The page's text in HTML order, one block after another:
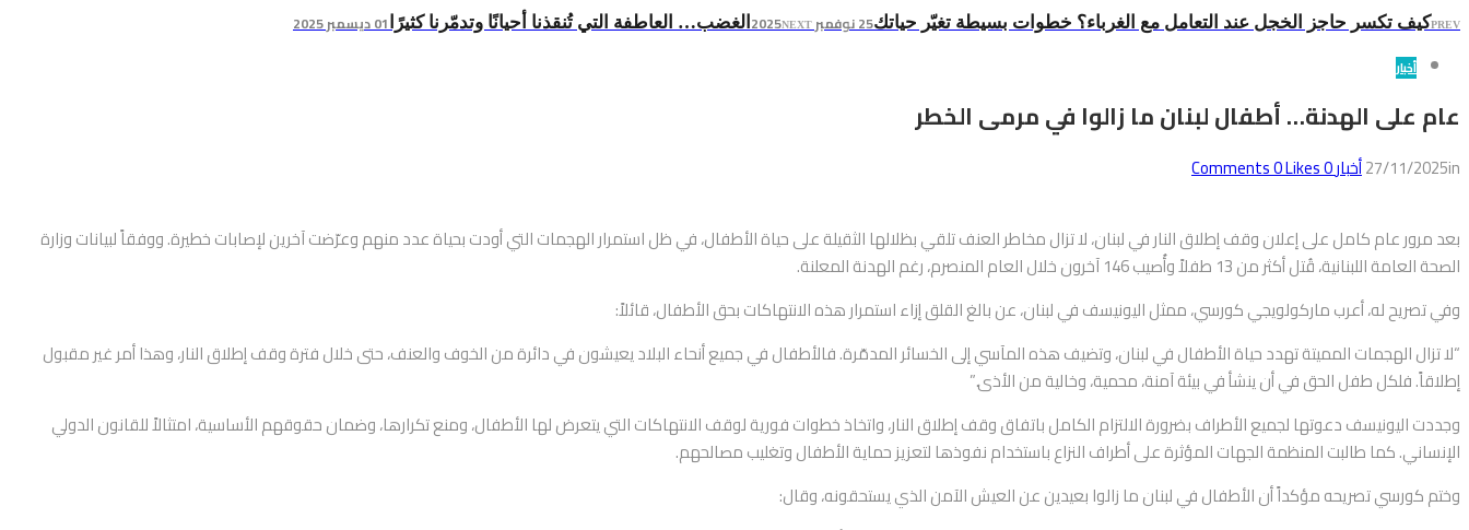
PREVكيف تكسر حاجز الخجل عند التعامل مع الغرباء؟ خطوات بسيطة تغيّر حياتك25 نوفمبر 2025 NEXT الغضب… العاطفة التي تُنقذنا أحيانًا وتدمّرنا كثيرًا 01 ديسمبر 2025
أخبار
عام على الهدنة… أطفال لبنان ما زالوا في مرمى الخطر
27/11/2025in أخبار0
Comments
0Likes
بعد مرور عام كامل على إعلان وقف إطلاق النار في لبنان، لا تزال مخاطر العنف تلقي بظلالها الثقيلة على حياة الأطفال، في ظل استمرار الهجمات التي أودت بحياة عدد منهم وعرّضت آخرين لإصابات خطيرة. ووفقاً لبيانات وزارة
الصحة العامة اللبنانية، قُتل أكثر من 13 طفلاً وأُصيب 146 آخرون خلال العام المنصرم، رغم الهدنة المعلنة.
وفي تصريح له، أعرب ماركولويجي كورسي، ممثل اليونيسف في لبنان، عن بالغ القلق إزاء استمرار هذه الانتهاكات بحق الأطفال، قائلاً:
“لا تزال الهجمات المميتة تهدد حياة الأطفال في لبنان، وتضيف هذه المآسي إلى الخسائر المدمّرة. فالأطفال في جميع أنحاء البلاد يعيشون في دائرة من الخوف والعنف، حتى خلال فترة وقف إطلاق النار، وهذا أمر غير مقبول
إطلاقاً. فلكل طفل الحق في أن ينشأ في بيئة آمنة، محمية، وخالية من الأذى.”
وجددت اليونيسف دعوتها لجميع الأطراف بضرورة الالتزام الكامل باتفاق وقف إطلاق النار، واتخاذ خطوات فورية لوقف الانتهاكات التي يتعرض لها الأطفال، ومنع تكرارها، وضمان حقوقهم الأساسية، امتثالاً للقانون الدولي
الإنساني. كما طالبت المنظمة الجهات المؤثرة على أطراف النزاع باستخدام نفوذها لتعزيز حماية الأطفال وتغليب مصالحهم.
وختم كورسي تصريحه مؤكداً أن الأطفال في لبنان ما زالوا بعيدين عن العيش الآمن الذي يستحقونه، وقال: